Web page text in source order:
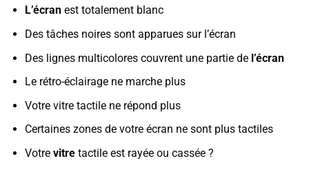
L’écranest totalement blanc
Des tâches noires sont apparues sur l’écran
Des lignes multicolores couvrent une partie de l’écran
Le rétro-éclairage ne marche plus
Votre vitre tactile ne répond plus
Certaines zones de votre écran ne sont plus tactiles
Votre vitretactile est rayée ou cassée ?